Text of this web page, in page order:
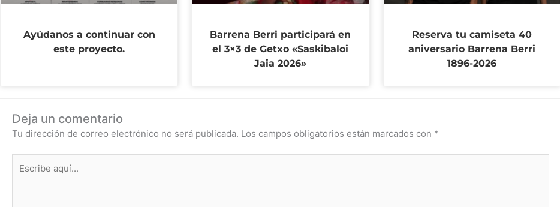
Ayúdanos a continuar con
este proyecto.
Barrena Berri participará en
el 3×3 de Getxo «Saskibaloi
Jaia 2026»
Reserva tu camiseta 40
aniversario Barrena Berri
1896-2026
Deja un comentario
Tu dirección de correo electrónico no será publicada. Los campos obligatorios están marcados con *
aquí...